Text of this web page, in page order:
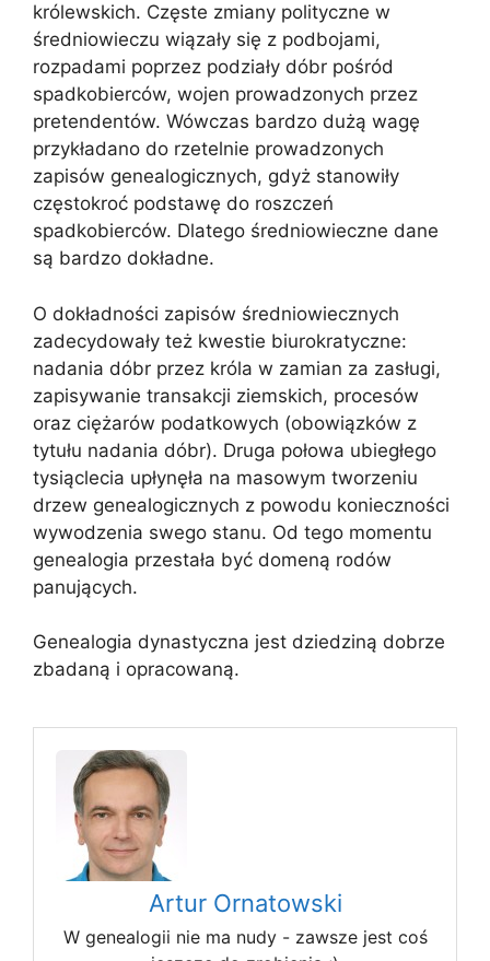
królewskich. Częste zmiany polityczne w
średniowieczu wiązały się z podbojami,
rozpadami poprzez podziały dóbr pośród
spadkobierców, wojen prowadzonych przez
pretendentów. Wówczas bardzo dużą wagę
przykładano do rzetelnie prowadzonych
zapisów genealogicznych, gdyż stanowiły
częstokroć podstawę do roszczeń
spadkobierców. Dlatego średniowieczne dane
są bardzo dokładne.
O dokładności zapisów średniowiecznych
zadecydowały też kwestie biurokratyczne:
nadania dóbr przez króla w zamian za zasługi,
zapisywanie transakcji ziemskich, procesów
oraz ciężarów podatkowych (obowiązków z
tytułu nadania dóbr). Druga połowa ubiegłego
tysiąclecia upłynęła na masowym tworzeniu
drzew genealogicznych z powodu konieczności
wywodzenia swego stanu. Od tego momentu
genealogia przestała być domeną rodów
panujących.
Genealogia dynastyczna jest dziedziną dobrze
zbadaną i opracowaną.
Artur Ornatowski
W genealogii nie ma nudy - zawsze jest coś